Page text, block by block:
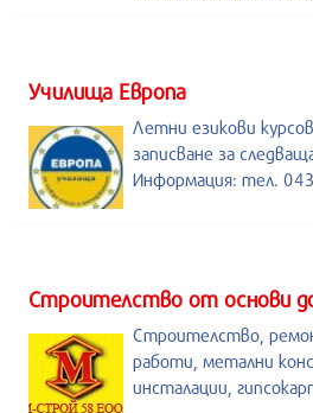
Училища Европа
Летни езикови
записване за
Информация: тел.
Строителство от основи
Строителство,
работи, метални
инсталации,